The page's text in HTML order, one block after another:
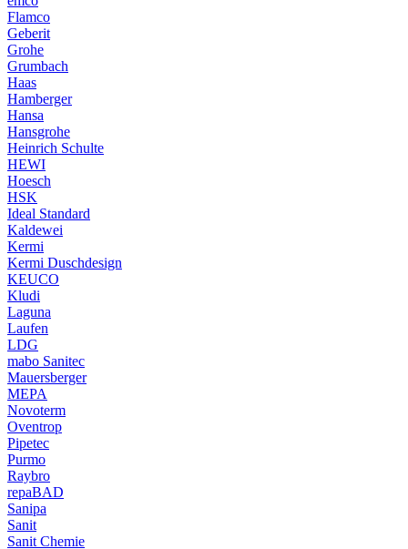
Flamco
Geberit
Grohe
Grumbach
Haas
Hamberger
Hansa
Hansgrohe
Heinrich Schulte
HEWI
Hoesch
HSK
Ideal Standard
Kaldewei
Kermi
Kermi Duschdesign
KEUCO
Kludi
Laguna
Laufen
LDG
mabo Sanitec
Mauersberger
MEPA
Novoterm
Oventrop
Pipetec
Purmo
Raybro
repaBAD
Sanipa
Sanit
Sanit Chemie